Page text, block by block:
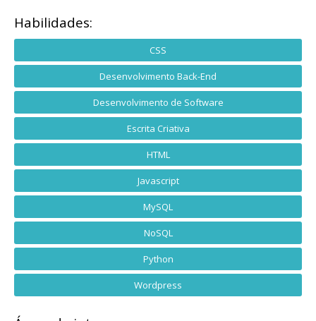
Habilidades:
CSS
Desenvolvimento Back-End
Desenvolvimento de Software
Escrita Criativa
HTML
Javascript
MySQL
NoSQL
Python
Wordpress